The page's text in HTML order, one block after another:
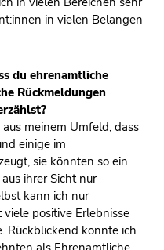
in vielen Belangen
du ehrenamtliche
Rückmeldungen
meinem Umfeld, dass
einige im
sie könnten so ein
ihrer Sicht nur
kann ich nur
positive Erlebnisse
Rückblickend konnte ich